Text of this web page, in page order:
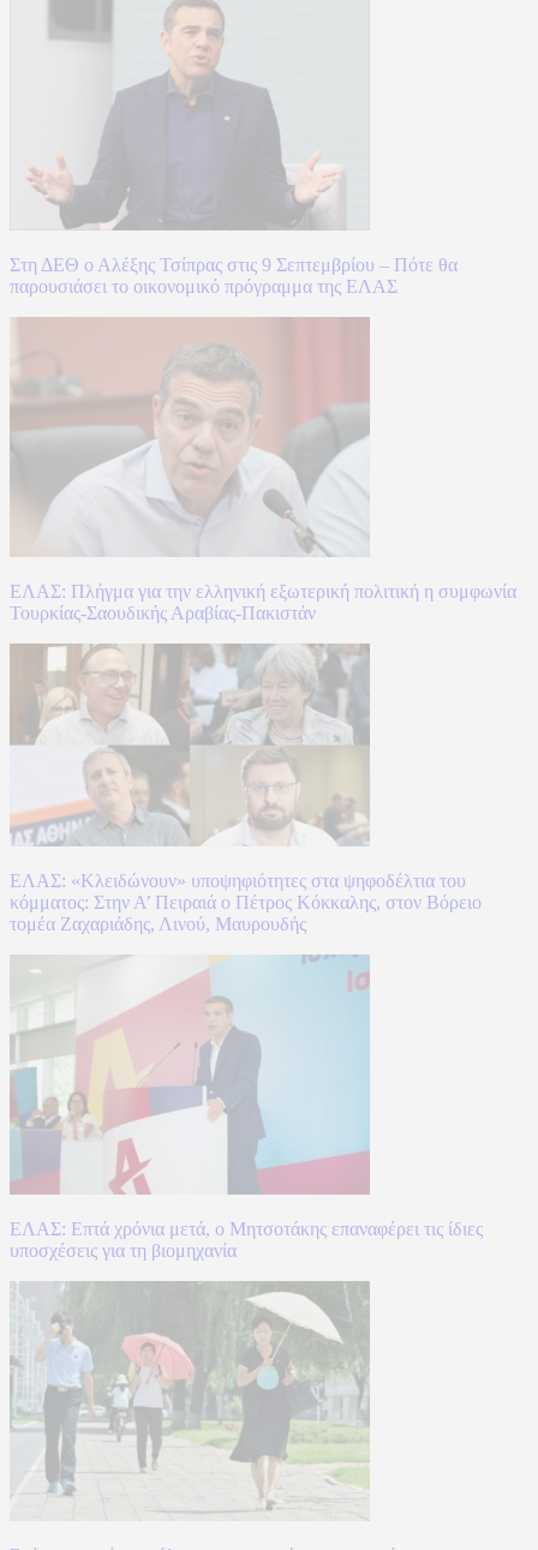
Στη ΔΕΘ ο Αλέξης Τσίπρας στις 9 Σεπτεμβρίου – Πότε θα
παρουσιάσει το οικονομικό πρόγραμμα της ΕΛΑΣ
ΕΛΑΣ: Πλήγμα για την ελληνική εξωτερική πολιτική η συμφωνία
Τουρκίας-Σαουδικής Αραβίας-Πακιστάν
ΕΛΑΣ: «Κλειδώνουν» υποψηφιότητες στα ψηφοδέλτια του
κόμματος: Στην Α’ Πειραιά ο Πέτρος Κόκκαλης, στον Βόρειο
τομέα Ζαχαριάδης, Λινού, Μαυρουδής
ΕΛΑΣ: Επτά χρόνια μετά, ο Μητσοτάκης επαναφέρει τις ίδιες
υποσχέσεις για τη βιομηχανία